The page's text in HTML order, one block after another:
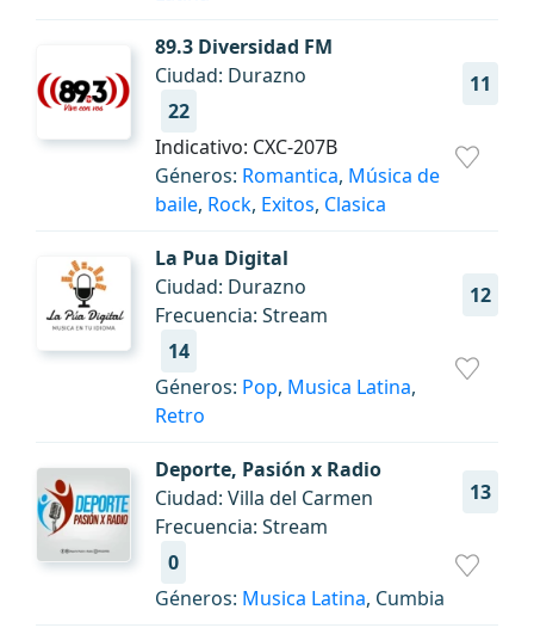
89.3 Diversidad FM
11
Ciudad: Durazno
22
Indicativo: CXC-207B
Géneros: Romantica, Música de
baile, Rock, Exitos, Clasica
La Pua Digital
12
Ciudad: Durazno
Frecuencia: Stream
14
Géneros: Pop, Musica Latina,
Retro
Deporte, Pasión x Radio
13
Ciudad: Villa del Carmen
Frecuencia: Stream
0
Géneros: Musica Latina, Cumbia